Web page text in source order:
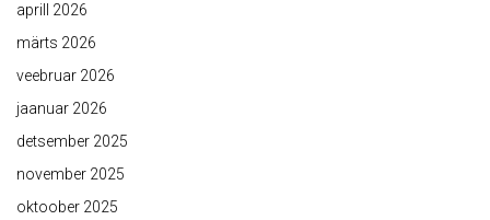
aprill 2026
märts 2026
veebruar 2026
jaanuar 2026
detsember 2025
november 2025
oktoober 2025